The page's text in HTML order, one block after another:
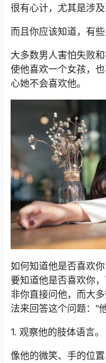
很有心计，尤其是涉及
而且你应该知道，有
大多数男人害怕失败
使他喜欢一个女孩，
心她不会喜欢他。
如何知道他是否喜欢你
要知道他是否喜欢你
非你直接问他，而大
法来回答这个问题："
1. 观察他的肢体语言。
像他的微笑、手的位